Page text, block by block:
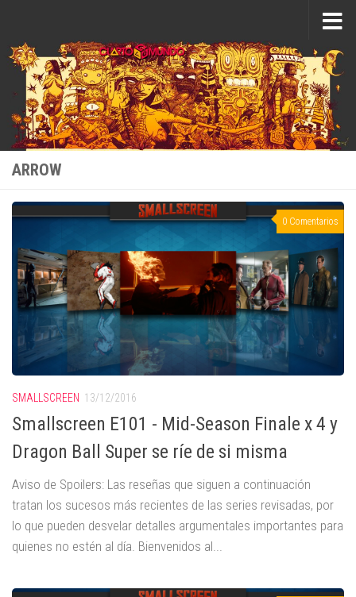
ARROW
0 Comentarios
SMALLSCREEN 13/12/2016
Smallscreen E101 - Mid-Season Finale x 4 y
Dragon Ball Super se ríe de si misma
Aviso de Spoilers: Las reseñas que siguen a continuación
tratan los sucesos más recientes de las series revisadas, por
lo que pueden desvelar detalles argumentales importantes para
quienes no estén al día. Bienvenidos al...